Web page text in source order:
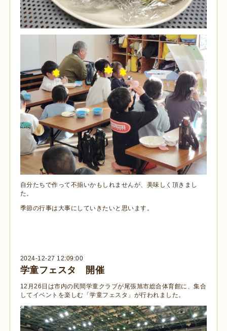
自分たちで作って不揃いかもしれませんが、美味しく頂きまし
た。
季節の行事は大事にしていきたいと思います。
2024-12-27 12:09:00
学童フェスタ 開催
12月26日は市内の民間学童クラブが尾張旭市総合体育館に、集合
してイベントを楽しむ「学童フェスタ」が行われました。